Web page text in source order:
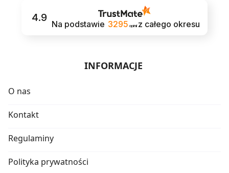
4.9
Na podstawie 3295 opinii z całego okresu
INFORMACJE
O nas
Kontakt
Regulaminy
Polityka prywatności